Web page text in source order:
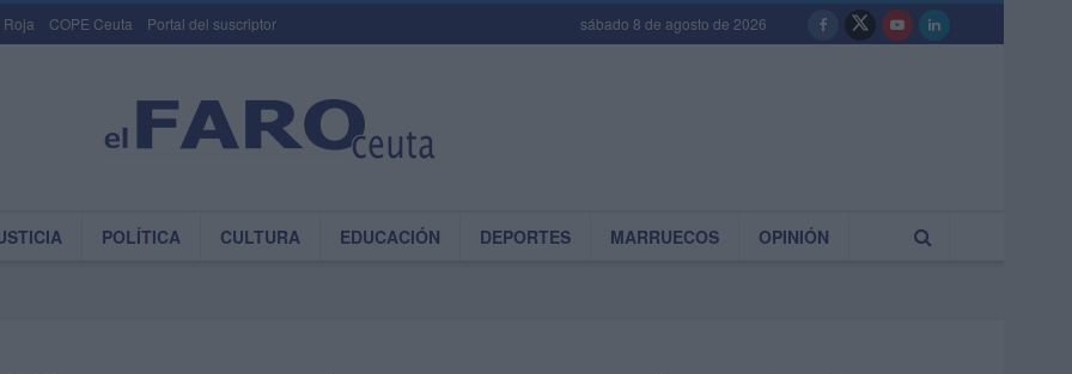
Roja COPE Ceuta Portal del suscriptor sábado 8 de agosto de 2026
POLÍTICA CULTURA EDUCACIÓN DEPORTES MARRUECOS OPINIÓN